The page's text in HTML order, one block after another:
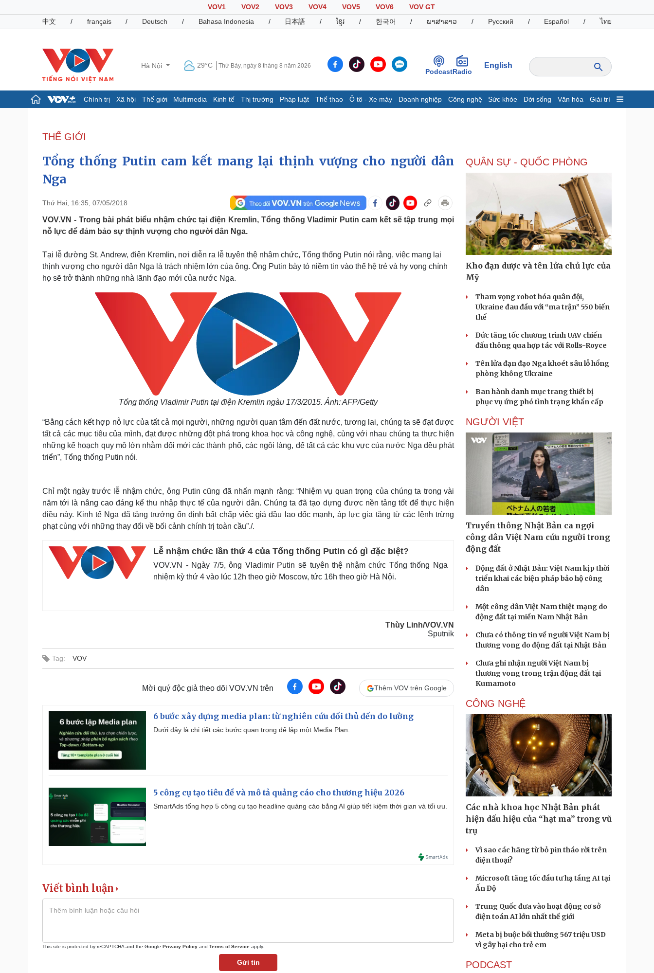
VOV1 VOV2 VOV3 VOV4 VOV5 VOV6
VOV GT
中文
/ français / Deutsch / Bahasa Indonesia / 日本語 / ខ្មែរ / 한국어 / ພາສາລາວ / Русский / Español / ไทย
Hà Nội 29°C Thứ Bảy, ngày 8 tháng 8 năm 2026
PodcastRadio
English
Chính trị Xã hội Thế giới Multimedia Kinh tế Thị trường Pháp luật Thể thao Ô tô - Xe máy Doanh nghiệp Công nghệ Sức khỏe Đời sống Văn hóa Giải trí
Đảng
Tổ chức nhân sự
Quốc hội
Nhận diện sự thật
Dấu ấn VOV
Infographic
Chứng khoán
Pháp luật
Tin nóng
Tư vấn luật
Việt Nam
Phân tích
Thể thao
Lịch thi đấu bóng đá
Thế giới thể thao
Hậu trường
Ô tô - Xe máy
Xe máy
Doanh nghiệp
Thông tin doanh nghiệp
Doanh nghiệp 24h
Doanh nhân
Vì cộng đồng
Sành điệu
Tin Công nghệ
Trải nghiệm
Chuyển đổi số
Sức khỏe
Dinh dưỡng - món ngon
Đời sống
Nhà đẹp
Tình yêu - Gia đình
Văn hóa
Văn học
Giải trí
Thời trang
Sao Việt
Du lịch
Podcast
Đọc truyện đêm khuya
Cửa sổ tình yêu
THẾ GIỚI
Tổng thống Putin cam kết mang lại thịnh vượng cho người dân
Nga
Thứ Hai, 16:35, 07/05/2018
VOV.VN - Trong bài phát biểu nhậm chức tại điện Kremlin, Tổng thống Vladimir Putin cam kết sẽ tập trung mọi
nỗ lực để đảm bảo sự thịnh vượng cho người dân Nga.
Tại lễ đường St. Andrew, điện Kremlin, nơi diễn ra lễ tuyên thệ nhậm chức, Tổng thống Putin nói rằng, việc mang lại
thịnh vượng cho người dân Nga là trách nhiệm lớn của ông. Ông Putin bày tỏ niềm tin vào thế hệ trẻ và hy vọng chính
họ sẽ trở thành những nhà lãnh đạo mới của nước Nga.
Tổng thống Vladimir Putin tại điện Kremlin ngàu 17/3/2015. Ảnh: AFP/Getty
“Bằng cách kết hợp nỗ lực của tất cả mọi người, những người quan tâm đến đất nước, tương lai, chúng ta sẽ đạt được
tất cả các mục tiêu của mình, đạt được những đột phá trong khoa học và công nghệ, cùng với nhau chúng ta thực hiện
những kế hoạch quy mô lớn nhằm đổi mới các thành phố, các ngôi làng, để tất cả các khu vực của nước Nga đều phát
triển”, Tổng thống Putin nói.
Chỉ một ngày trước lễ nhậm chức, ông Putin cũng đã nhấn mạnh rằng: “Nhiệm vụ quan trọng của chúng ta trong vài
năm tới là nâng cao đáng kể thu nhập thực tế của người dân. Chúng ta đã tạo dựng được nền tảng tốt để thực hiện
điều này. Kinh tế Nga đã tăng trưởng ổn định bất chấp việc giá dầu lao dốc mạnh, áp lực gia tăng từ các lệnh trừng
phạt cùng với những thay đổi về bối cảnh chính trị toàn cầu”./.
Lễ nhậm chức lần thứ 4 của Tổng thống Putin có gì đặc biệt?
VOV.VN - Ngày 7/5, ông Vladimir Putin sẽ tuyên thệ nhậm chức Tổng thống Nga
nhiệm kỳ thứ 4 vào lúc 12h theo giờ Moscow, tức 16h theo giờ Hà Nội.
Thùy Linh/VOV.VN
Sputnik
Tag: VOV
Mời quý độc giả theo dõi VOV.VN trên Thêm VOV trên Google
6 bước xây dựng media plan: từ nghiên cứu đối thủ đến đo lường
Dưới đây là chi tiết các bước quan trọng để lập một Media Plan.
5 công cụ tạo tiêu đề và mô tả quảng cáo cho thương hiệu 2026
SmartAds tổng hợp 5 công cụ tạo headline quảng cáo bằng AI giúp tiết kiệm thời gian và tối ưu.
Viết bình luận
This site is protected by reCAPTCHA and the Google Privacy Policy and Terms of Service apply.
Gửi tin
QUÂN SỰ - QUỐC PHÒNG
Kho đạn dược và tên lửa chủ lực của
Mỹ
Tham vọng robot hóa quân đội,
Ukraine đau đầu với “ma trận” 550 biến
thể
Đức tăng tốc chương trình UAV chiến
đấu thông qua hợp tác với Rolls-Royce
Tên lửa đạn đạo Nga khoét sâu lỗ hổng
phòng không Ukraine
Ban hành danh mục trang thiết bị
phục vụ ứng phó tình trạng khẩn cấp
NGƯỜI VIỆT
Truyền thông Nhật Bản ca ngợi
công dân Việt Nam cứu người trong
động đất
Động đất ở Nhật Bản: Việt Nam kịp thời
triển khai các biện pháp bảo hộ công
dân
Một công dân Việt Nam thiệt mạng do
động đất tại miền Nam Nhật Bản
Chưa có thông tin về người Việt Nam bị
thương vong do động đất tại Nhật Bản
Chưa ghi nhận người Việt Nam bị
thương vong trong trận động đất tại
Kumamoto
CÔNG NGHỆ
Các nhà khoa học Nhật Bản phát
hiện dấu hiệu của “hạt ma” trong vũ
trụ
Vì sao các hãng từ bỏ pin tháo rời trên
điện thoại?
Microsoft tăng tốc đầu tư hạ tầng AI tại
Ấn Độ
Trung Quốc đưa vào hoạt động cơ sở
điện toán AI lớn nhất thế giới
Meta bị buộc bồi thường 567 triệu USD
vì gây hại cho trẻ em
PODCAST